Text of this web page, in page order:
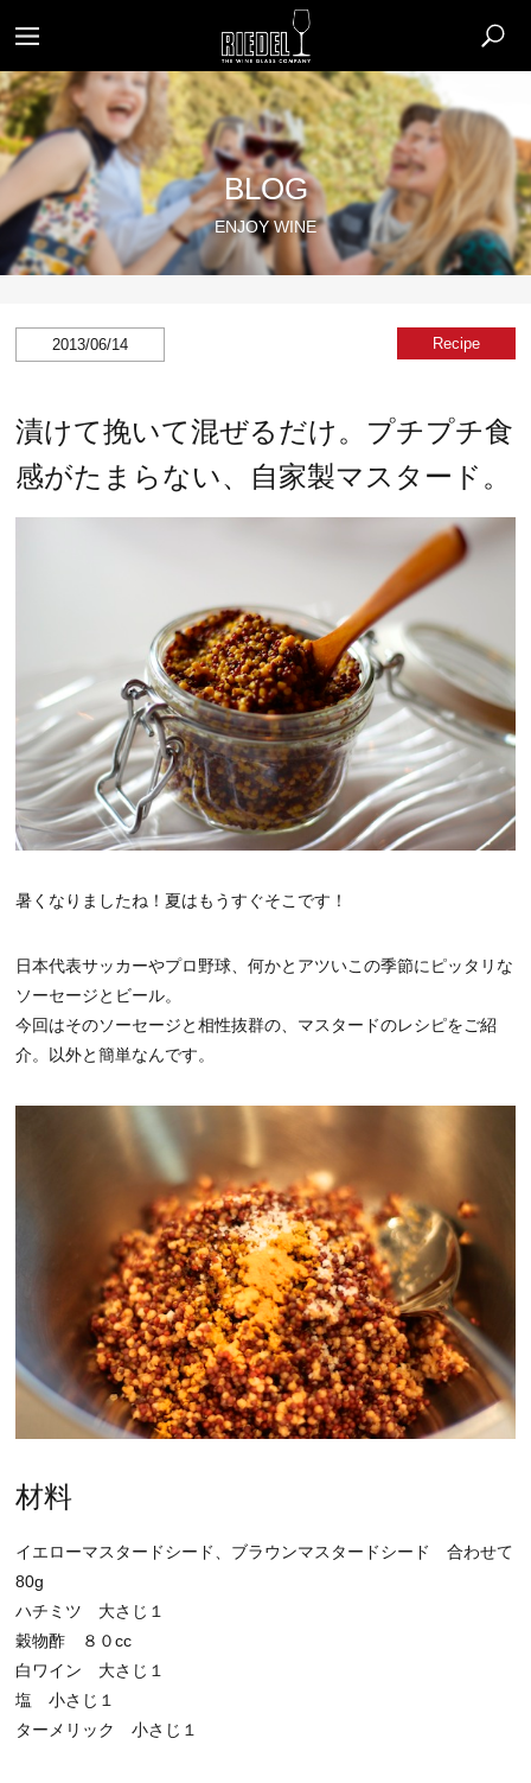
BLOG
ENJOY WINE
2013/06/14 Recipe
漬けて挽いて混ぜるだけ。プチプチ食
感がたまらない、自家製マスタード。
暑くなりましたね！夏はもうすぐそこです！
日本代表サッカーやプロ野球、何かとアツいこの季節にピッタリな
ソーセージとビール。
今回はそのソーセージと相性抜群の、マスタードのレシピをご紹
介。以外と簡単なんです。
材料
イエローマスタードシード、ブラウンマスタードシード 合わせて
80g
ハチミツ 大さじ１
穀物酢 ８０cc
白ワイン 大さじ１
塩 小さじ１
ターメリック 小さじ１